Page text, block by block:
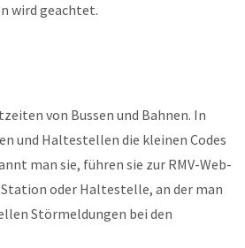
wird geachtet.
von Bussen und Bahnen. In
und Haltestellen die kleinen Codes
man sie, führen sie zur RMV-Web-
oder Haltestelle, an der man
Störmeldungen bei den